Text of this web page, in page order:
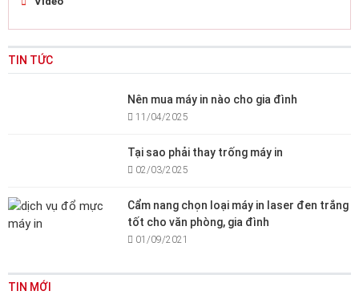
TIN TỨC
Nên mua máy in nào cho gia đình
11/04/2025
Tại sao phải thay trống máy in
02/03/2025
Cẩm nang chọn loại máy in laser đen trắng
tốt cho văn phòng, gia đình
01/09/2021
TIN MỚI